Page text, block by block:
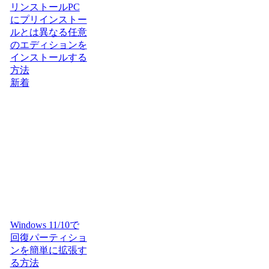
リンストールPC
にプリインストー
ルとは異なる任意
のエディションを
インストールする
方法
新着
Windows 11/10で
回復パーティショ
ンを簡単に拡張す
る方法